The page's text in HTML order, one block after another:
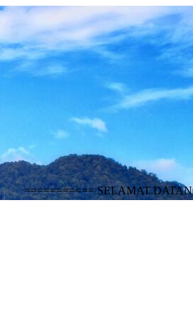
SELAMAT DATANG DI